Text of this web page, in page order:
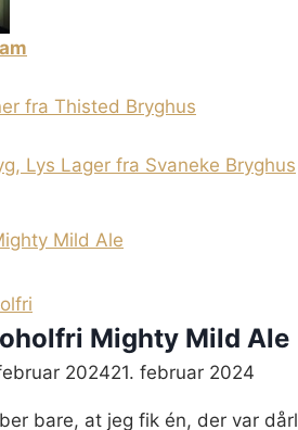
fra Thisted Bryghus
Lys Lager fra Svaneke Bryghus
Mighty Mild Ale
202421. februar 2024
bare, at jeg fik én, der var